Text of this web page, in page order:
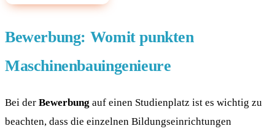
Bewerbung: Womit punkten
Maschinenbauingenieure
Bei der Bewerbung auf einen Studienplatz ist es wichtig zu
beachten, dass die einzelnen Bildungseinrichtungen